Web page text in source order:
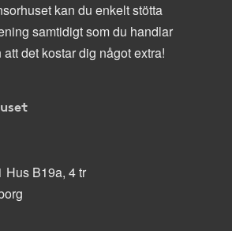
kan du enkelt stötta
samtidigt som du handlar
det kostar dig något extra!
Hus B19a, 4 tr